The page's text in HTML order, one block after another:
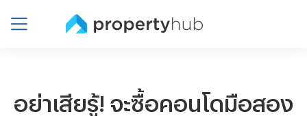
อย่าเสียรู้! จะซื้อคอนโดมือสอง